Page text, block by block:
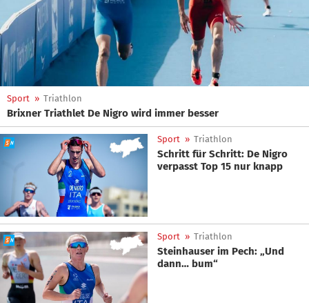
Sport » Triathlon
Brixner Triathlet De Nigro wird immer besser
Sport » Triathlon
Schritt für Schritt: De Nigro
verpasst Top 15 nur knapp
Sport » Triathlon
Steinhauser im Pech: „Und
dann… bum“